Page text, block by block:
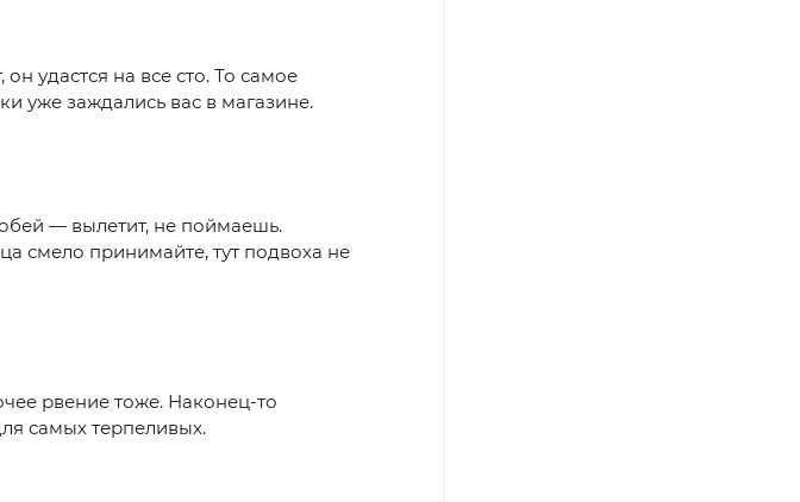
удастся на все сто. То самое
уже заждались вас в магазине.
— вылетит, не поймаешь.
смело принимайте, тут подвоха не
рвение тоже. Наконец-то
самых терпеливых.